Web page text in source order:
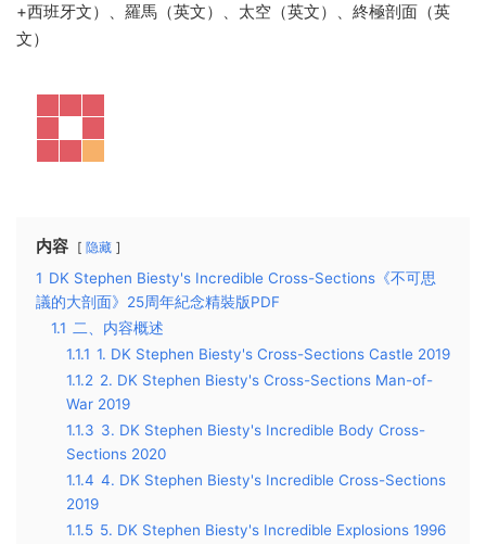
+西班牙文）、羅馬（英文）、太空（英文）、終極剖面（英
文）
内容 隐藏
1 DK Stephen Biesty's Incredible Cross-Sections《不可思
議的大剖面》25周年紀念精裝版PDF
1.1 二、内容概述
1.1.1 1. DK Stephen Biesty's Cross-Sections Castle 2019
1.1.2 2. DK Stephen Biesty's Cross-Sections Man-of-
War 2019
1.1.3 3. DK Stephen Biesty's Incredible Body Cross-
Sections 2020
1.1.4 4. DK Stephen Biesty's Incredible Cross-Sections
2019
1.1.5 5. DK Stephen Biesty's Incredible Explosions 1996